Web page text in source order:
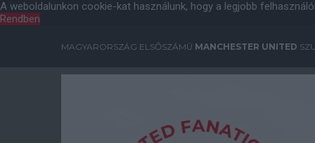
A weboldalunkon cookie-kat használunk, hogy a legjobb
Rendben
MAGYARORSZÁG ELSŐSZÁMÚ MANCHESTER UNITED